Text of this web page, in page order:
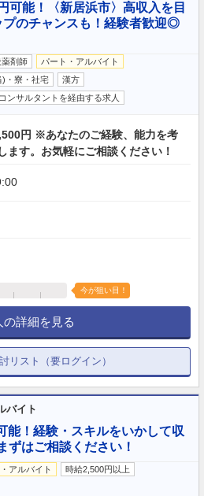
可能！〈新居浜市〉高収入を目
プのチャンスも！経験者歓迎◎
薬剤師
パート・アルバイト
)・寮・社宅
漢方
コンサルタントを経由する求人
円 ※あなたのご経験、能力を考
ます。お気軽にご相談ください！
今が狙い目！
の詳細を見る
リスト（要ログイン）
バイト
能！経験・スキルをいかして収
ずはご相談ください！
アルバイト
時給2,500円以上